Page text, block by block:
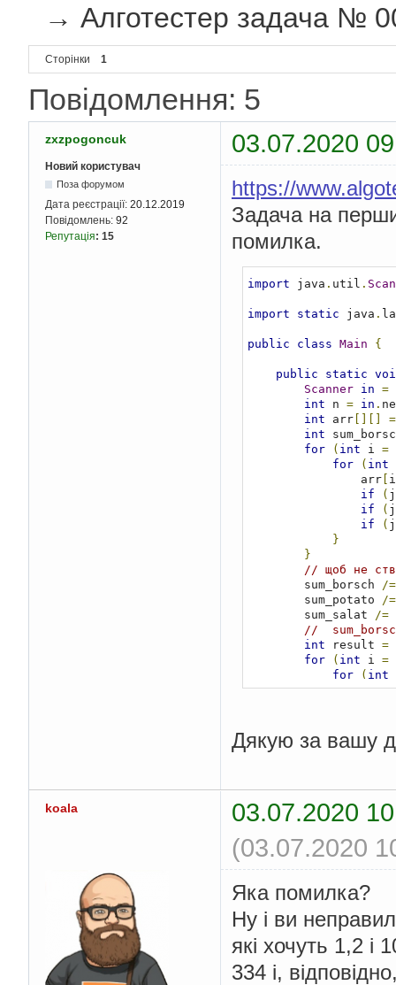
→Алготестер задача №
Сторінки 1
Повідомлення: 5
zxzpogoncuk 03.07.2020
Новий користувач
Поза форумом
Дата реєстрації: 20.12.2019
Повідомлень: 92
Репутація: 15
https://
Задача на
помилка.
import java . util .
import static java .
public class Main {
public static
Scanner
in =
int n = in .
int arr[][]
=
int
for
( int i =
for
( int
                arr
[ i
if
(
if
(
if
(
}
}
// щоб не
        sum_borsch
/=
        sum_potato
/=
        sum_salat
/=
//
int result =
for
( int i =
for
( int
if (
}
}
Дякую за вашу
koala
03.07.2020
(03.07.2020
Яка помилка?
Ну і ви
які хочуть 1,2 і
334 і,